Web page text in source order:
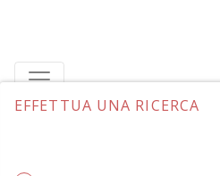
EFFETTUA UNA RICERCA